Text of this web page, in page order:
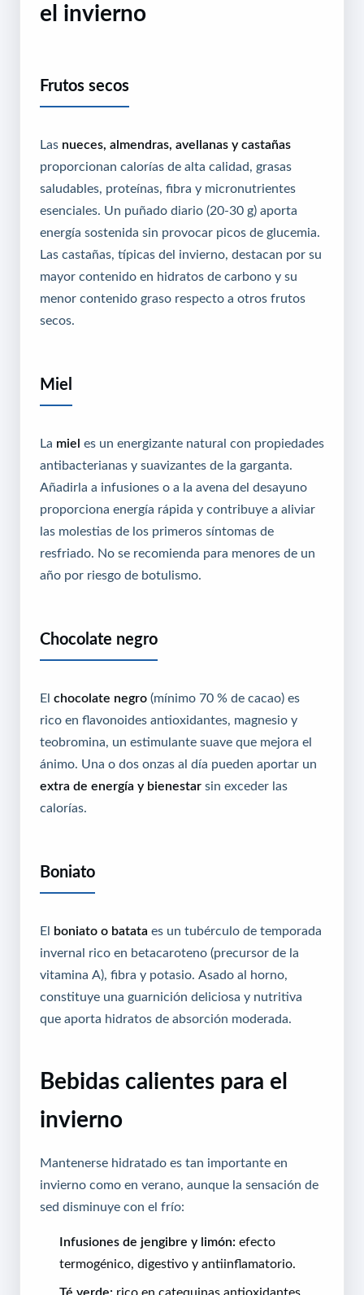
el invierno
Frutos secos
Las nueces, almendras, avellanas y castañas
proporcionan calorías de alta calidad, grasas
saludables, proteínas, fibra y micronutrientes
esenciales. Un puñado diario (20-30 g) aporta
energía sostenida sin provocar picos de glucemia.
Las castañas, típicas del invierno, destacan por su
mayor contenido en hidratos de carbono y su
menor contenido graso respecto a otros frutos
secos.
Miel
La miel es un energizante natural con propiedades
antibacterianas y suavizantes de la garganta.
Añadirla a infusiones o a la avena del desayuno
proporciona energía rápida y contribuye a aliviar
las molestias de los primeros síntomas de
resfriado. No se recomienda para menores de un
año por riesgo de botulismo.
Chocolate negro
El chocolate negro (mínimo 70 % de cacao) es
rico en flavonoides antioxidantes, magnesio y
teobromina, un estimulante suave que mejora el
ánimo. Una o dos onzas al día pueden aportar un
extra de energía y bienestar sin exceder las
calorías.
Boniato
El boniato o batata es un tubérculo de temporada
invernal rico en betacaroteno (precursor de la
vitamina A), fibra y potasio. Asado al horno,
constituye una guarnición deliciosa y nutritiva
que aporta hidratos de absorción moderada.
Bebidas calientes para el
invierno
Mantenerse hidratado es tan importante en
invierno como en verano, aunque la sensación de
sed disminuye con el frío:
Infusiones de jengibre y limón: efecto
termogénico, digestivo y antiinflamatorio.
Té verde: rico en catequinas antioxidantes